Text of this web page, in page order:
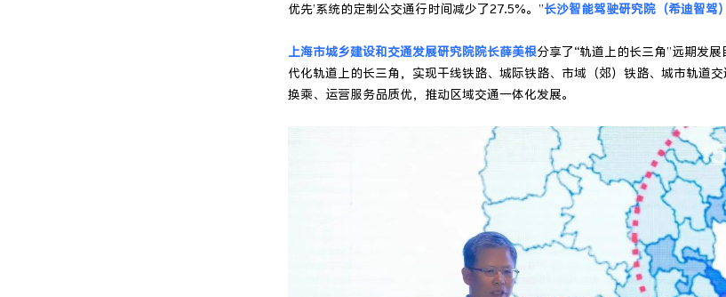
优先’系统的定制公交通行时间减少了27.5%。”长沙智能驾驶研究院（希迪智驾
上海市城乡建设和交通发展研究院院长薛美根分享了“轨道上的长三角”远期发
代化轨道上的长三角，实现干线铁路、城际铁路、市域（郊）铁路、城市轨道
换乘、运营服务品质优，推动区域交通一体化发展。